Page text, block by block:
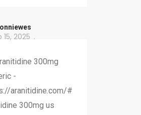
15, 2025
300mg
-
aranitidine.com/#
300mg us